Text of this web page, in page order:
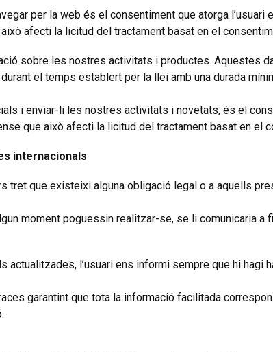
per la web és el consentiment que atorga l’usuari
afecti la licitud del tractament basat en el
sobre les nostres activitats i productes. Aquestes
el temps establert per la llei amb una durada
i enviar-li les nostres activitats i novetats, és el
que això afecti la licitud del tractament basat en el
internacionals
tret que existeixi alguna obligació legal o a aquells
moment poguessin realitzar-se, se li comunicaria a
l’usuari ens informi sempre que hi hagi
garantint que tota la informació facilitada